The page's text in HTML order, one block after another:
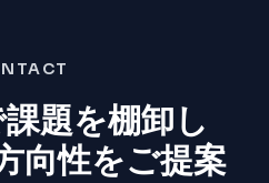
題を棚卸し
向性をご提案